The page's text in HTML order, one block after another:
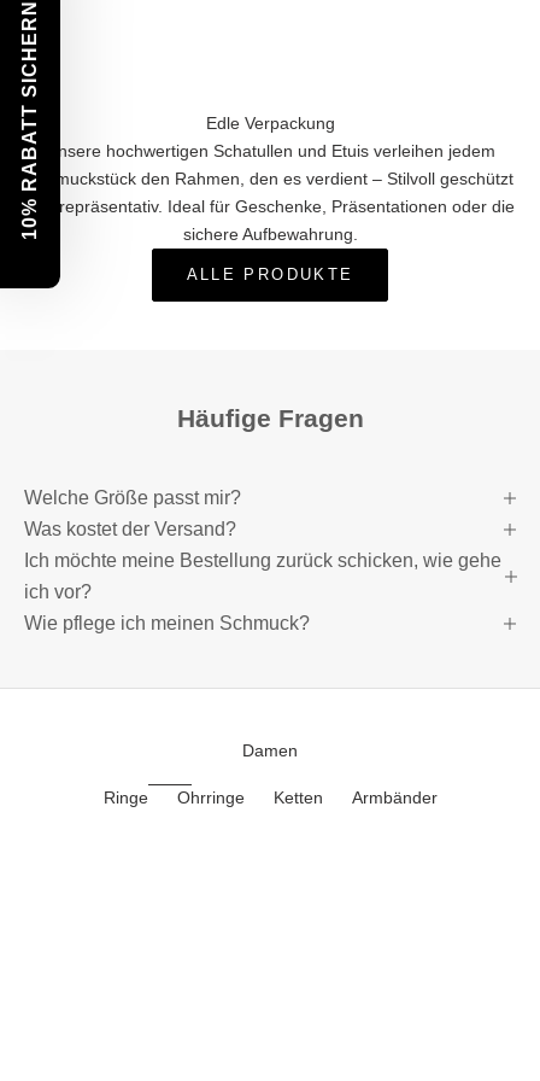
Edle Verpackung
Unsere hochwertigen Schatullen und Etuis verleihen jedem
Schmuckstück den Rahmen, den es verdient – Stilvoll geschützt
und repräsentativ. Ideal für Geschenke, Präsentationen oder die
sichere Aufbewahrung.
ALLE PRODUKTE
Häufige Fragen
Welche Größe passt mir?
Was kostet der Versand?
Ich möchte meine Bestellung zurück schicken, wie gehe
ich vor?
Wie pflege ich meinen Schmuck?
Damen
Ringe Ohrringe Ketten Armbänder
10% RABATT SICHERN!